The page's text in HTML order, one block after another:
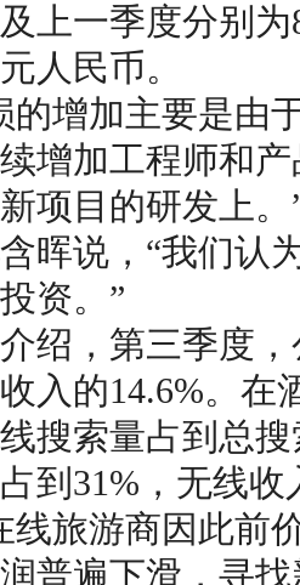
上一季度分别为
人民币。
增加主要是由
增加工程师和
项目的研发上
晖说，“我们认
资。”
，第三季度，
入的14.6%。在
搜索量占到总
到31%，无线收
旅游商因此前
普遍下滑，寻